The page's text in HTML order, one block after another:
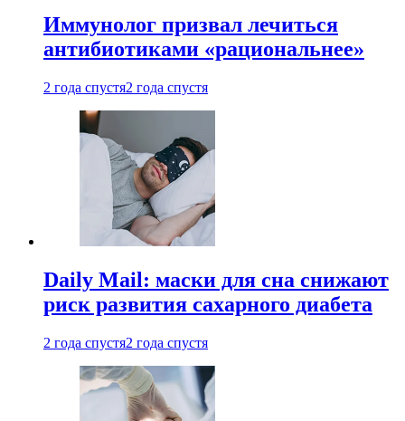
Иммунолог призвал лечиться
антибиотиками «рациональнее»
2 года спустя2 года спустя
Daily Mail: маски для сна снижают
риск развития сахарного диабета
2 года спустя2 года спустя